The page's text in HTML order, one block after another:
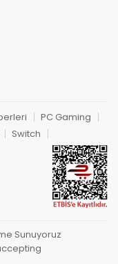
PC Gaming
Switch
Sunuyoruz